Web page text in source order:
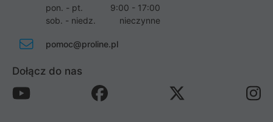
pon. - pt.
9:00 - 17:00
sob. - niedz.
nieczynne
pomoc@proline.pl
Dołącz do nas